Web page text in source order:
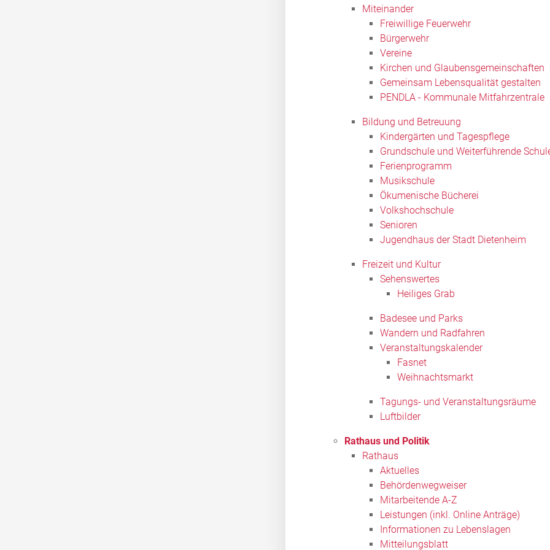
Miteinander
Freiwillige Feuerwehr
Bürgerwehr
Vereine
Kirchen und Glaubensgemeinschaften
Gemeinsam Lebensqualität gestalten
PENDLA - Kommunale Mitfahrzentrale
Bildung und Betreuung
Kindergärten und Tagespflege
Grundschule und Weiterführende
Ferienprogramm
Musikschule
Ökumenische Bücherei
Volkshochschule
Senioren
Jugendhaus der Stadt Dietenheim
Freizeit und Kultur
Sehenswertes
Heiliges Grab
Badesee und Parks
Wandern und Radfahren
Veranstaltungskalender
Fasnet
Weihnachtsmarkt
Tagungs- und Veranstaltungsräume
Luftbilder
Rathaus und Politik
Rathaus
Aktuelles
Behördenwegweiser
Mitarbeitende A-Z
Leistungen (inkl. Online Anträge)
Informationen zu Lebenslagen
Mitteilungsblatt